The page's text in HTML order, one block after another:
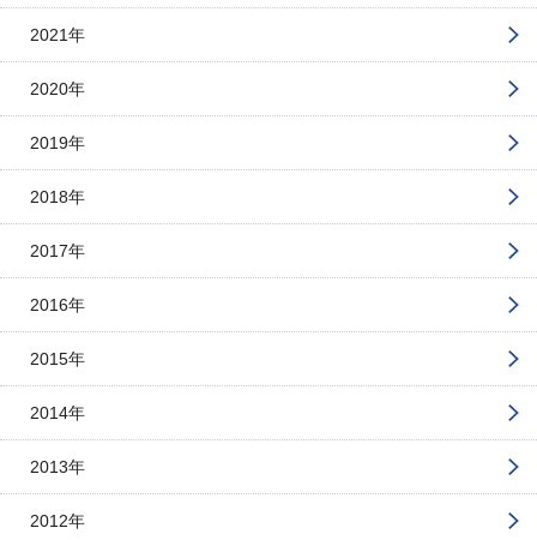
2021年
2020年
2019年
2018年
2017年
2016年
2015年
2014年
2013年
2012年